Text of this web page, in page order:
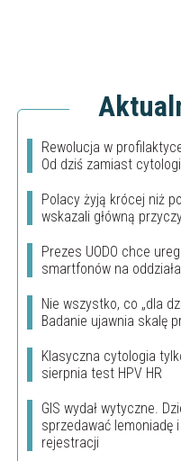
Rewolucja w
Od dziś zamiast
Polacy żyją krócej niż
wskazali główną
Prezes UODO chce
smartfonów na
Nie wszystko, co „dla
Badanie ujawnia skalę
Klasyczna cytologia
sierpnia test HPV HR
GIS wydał wytyczne.
sprzedawać lemoniadę
rejestracji